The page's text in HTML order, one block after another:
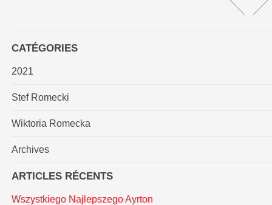
CATÉGORIES
2021
Stef Romecki
Wiktoria Romecka
Archives
ARTICLES RÉCENTS
Wszystkiego Najlepszego Ayrton